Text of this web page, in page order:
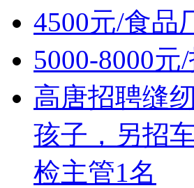
4500元/食品
5000-8000
高唐招聘缝
孩子，另招
检主管1名